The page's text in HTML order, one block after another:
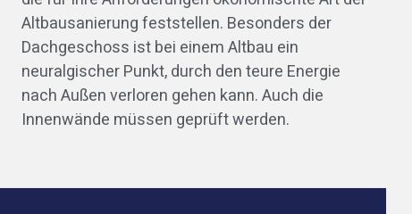
Altbausanierung feststellen. Besonders der
Dachgeschoss ist bei einem Altbau ein
neuralgischer Punkt, durch den teure Energie
nach Außen verloren gehen kann. Auch die
Innenwände müssen geprüft werden.